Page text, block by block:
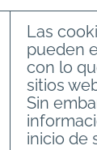
Las
pueden
con lo
sitios
Sin
inicio de